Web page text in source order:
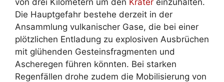
Die Hauptgefahr bestehe derzeit in der
Ansammlung vulkanischer Gase, die bei einer
plötzlichen Entladung zu explosiven Ausbrüchen
mit glühenden Gesteinsfragmenten und
Ascheregen führen könnten. Bei starken
Regenfällen drohe zudem die Mobilisierung von